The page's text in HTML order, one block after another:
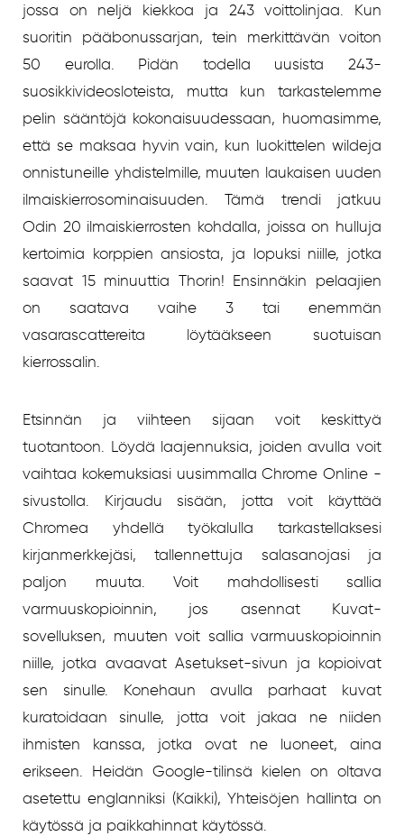
jossa on neljä kiekkoa ja 243 voittolinjaa. Kun
suoritin pääbonussarjan, tein merkittävän voiton
50 eurolla. Pidän todella uusista 243-
suosikkivideosloteista, mutta kun tarkastelemme
pelin sääntöjä kokonaisuudessaan, huomasimme,
että se maksaa hyvin vain, kun luokittelen wildeja
onnistuneille yhdistelmille, muuten laukaisen uuden
ilmaiskierrosominaisuuden. Tämä trendi jatkuu
Odin 20 ilmaiskierrosten kohdalla, joissa on hulluja
kertoimia korppien ansiosta, ja lopuksi niille, jotka
saavat 15 minuuttia Thorin! Ensinnäkin pelaajien
on saatava vaihe 3 tai enemmän
vasarascattereita löytääkseen suotuisan
kierrossalin.
Etsinnän ja viihteen sijaan voit keskittyä
tuotantoon. Löydä laajennuksia, joiden avulla voit
vaihtaa kokemuksiasi uusimmalla Chrome Online -
sivustolla. Kirjaudu sisään, jotta voit käyttää
Chromea yhdellä työkalulla tarkastellaksesi
kirjanmerkkejäsi, tallennettuja salasanojasi ja
paljon muuta. Voit mahdollisesti sallia
varmuuskopioinnin, jos asennat Kuvat-
sovelluksen, muuten voit sallia varmuuskopioinnin
niille, jotka avaavat Asetukset-sivun ja kopioivat
sen sinulle. Konehaun avulla parhaat kuvat
kuratoidaan sinulle, jotta voit jakaa ne niiden
ihmisten kanssa, jotka ovat ne luoneet, aina
erikseen. Heidän Google-tilinsä kielen on oltava
asetettu englanniksi (Kaikki), Yhteisöjen hallinta on
käytössä ja paikkahinnat käytössä.